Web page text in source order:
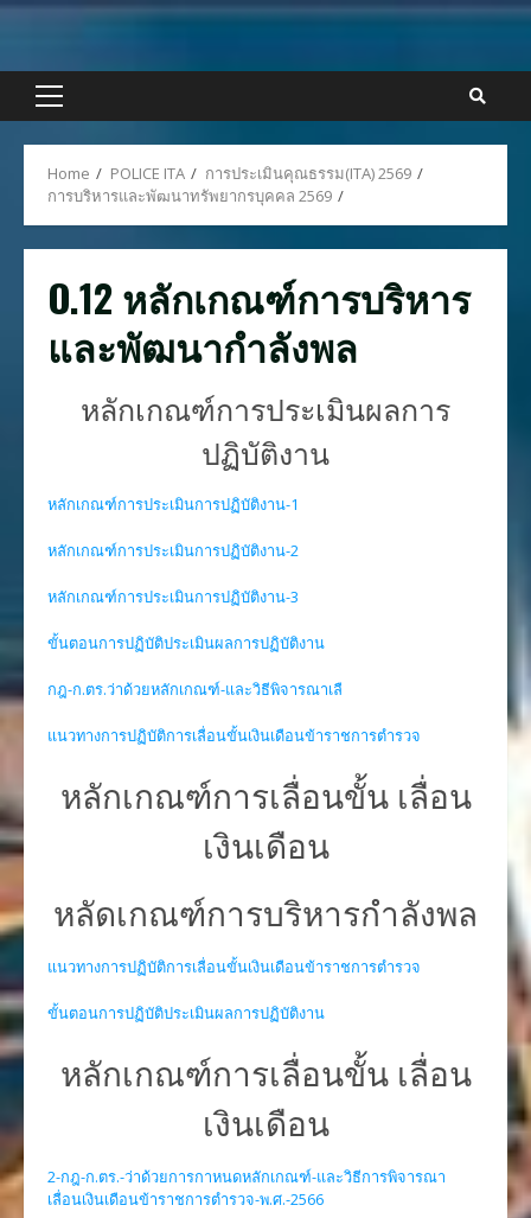
Skip
content
Primary
Home POLICE ITA
การประเมินคุณธรรม(ITA) 2569
การบริหารและพัฒนาทรัพยากรบุคคล 2569
O.12 หลักเกณฑ์การบริหาร
และพัฒนากำลังพล
หลักเกณฑ์การประเมินผลการ
ปฏิบัติงาน
หลักเกณฑ์การประเมินการปฏิบัติงาน-1
หลักเกณฑ์การประเมินการปฏิบัติงาน-2
หลักเกณฑ์การประเมินการปฏิบัติงาน-3
ขั้นตอนการปฏิบัติประเมินผลการปฏิบัติงาน
กฎ-ก.ตร.ว่าด้วยหลักเกณฑ์-และวิธีพิจารณาเลื
แนวทางการปฏิบัติการเลื่อนขั้นเงินเดือนข้าราชการตำรวจ
หลักเกณฑ์การเลื่อนขั้น เลื่อน
เงินเดือน
หลัดเกณฑ์การบริหารกำลังพล
แนวทางการปฏิบัติการเลื่อนขั้นเงินเดือนข้าราชการตำรวจ
ขั้นตอนการปฏิบัติประเมินผลการปฏิบัติงาน
หลักเกณฑ์การเลื่อนขั้น เลื่อน
เงินเดือน
2-กฎ-ก.ตร.-ว่าด้วยการกาหนดหลักเกณฑ์-และวิธีการพิจารณา
เลื่อนเงินเดือนข้าราชการตำรวจ-พ.ศ.-2566